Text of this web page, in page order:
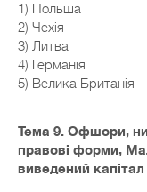
1) Польша
2) Чехія
3) Литва
4) Германія
5) Велика Британія
Тема 9. Офшори,
правові форми,
виведений капітал